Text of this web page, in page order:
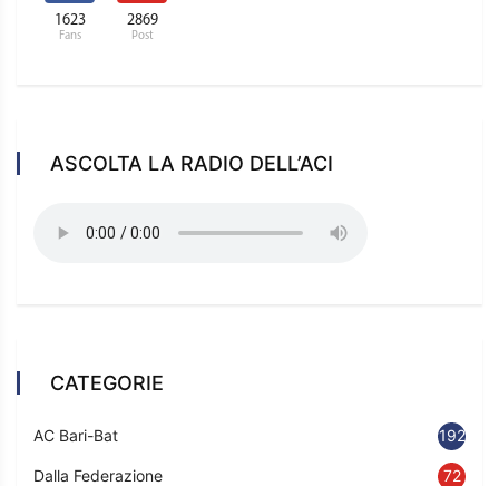
1623
Fans
2869
Post
ASCOLTA LA RADIO DELL’ACI
CATEGORIE
AC Bari-Bat 192
Dalla Federazione 72